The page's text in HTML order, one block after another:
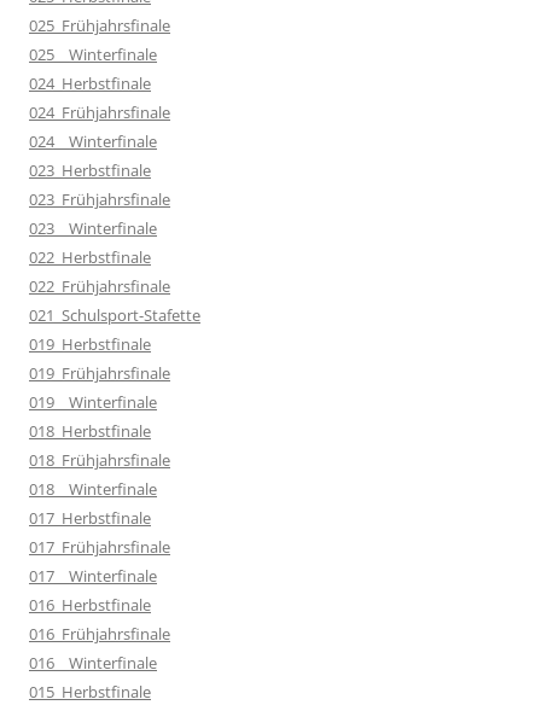
025_Frühjahrsfinale
025__Winterfinale
024_Herbstfinale
024_Frühjahrsfinale
024__Winterfinale
023_Herbstfinale
023_Frühjahrsfinale
023__Winterfinale
022_Herbstfinale
022_Frühjahrsfinale
021_Schulsport-Stafette
019_Herbstfinale
019_Frühjahrsfinale
019__Winterfinale
018_Herbstfinale
018_Frühjahrsfinale
018__Winterfinale
017_Herbstfinale
017_Frühjahrsfinale
017__Winterfinale
016_Herbstfinale
016_Frühjahrsfinale
016__Winterfinale
015_Herbstfinale